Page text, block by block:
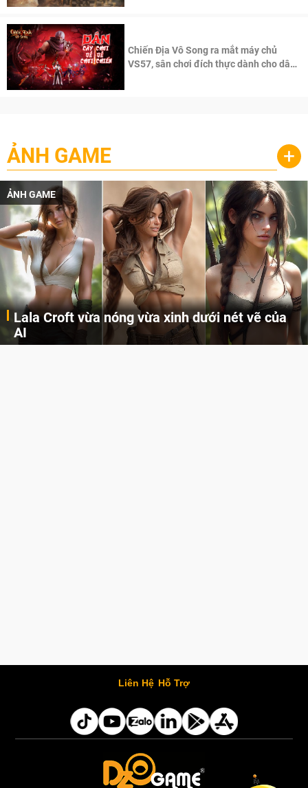
Chiến Địa Vô Song ra mắt máy chủ
VS57, sân chơi đích thực dành cho dân
ẢNH GAME +
ẢNH GAME
Lala Croft vừa nóng vừa xinh dưới nét vẽ của
AI
Liên Hệ Hỗ Trợ